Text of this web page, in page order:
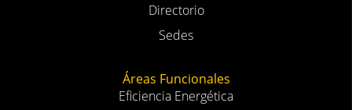
Directorio
Sedes
Áreas Funcionales
Eficiencia Energética